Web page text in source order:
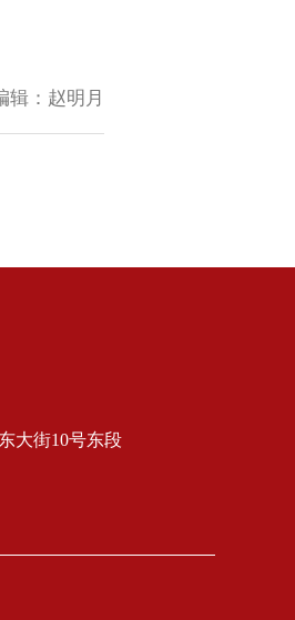
辑： 赵明月
大街10号东段